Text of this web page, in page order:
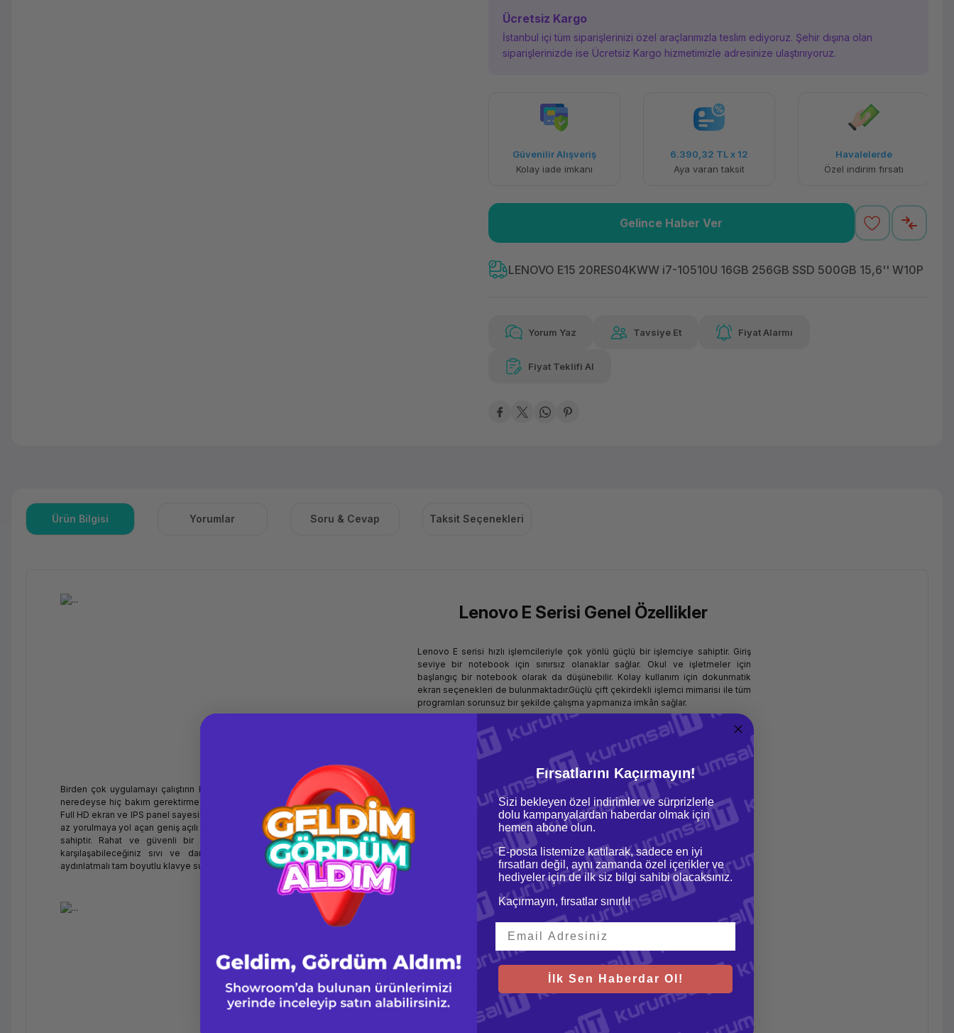
Ücretsiz Kargo
İstanbul içi tüm siparişlerinizi özel araçlarımızla teslim ediyoruz. Şehir dışına olan
siparişlerinizde ise Ücretsiz Kargo hizmetimizle adresinize ulaştırııyoruz.
Güvenilir Alışveriş
Kolay iade imkanı
6.390,32 TLx 12
Aya varan taksit
Havalelerde
Özel indirim fırsatı
Gelince Haber Ver
LENOVO E15 20RES04KWW i7-10510U 16GB 256GB SSD 500GB 15,6'' W10P
Yorum Yaz Tavsiye Et Fiyat Alarmı
Fiyat Teklifi Al
Ürün Bilgisi Yorumlar Soru & Cevap Taksit Seçenekleri
Lenovo E Serisi Genel Özellikler
Lenovo E serisi hızlı işlemcileriyle çok yönlü güçlü bir işlemciye sahiptir. Giriş
seviye bir notebook için sınırsız olanaklar sağlar. Okul ve işletmeler için
başlangıç bir notebook olarak da düşünebilir. Kolay kullanım için dokunmatik
ekran seçenekleri de bulunmaktadır.Güçlü çift çekirdekli işlemci mimarisi ile tüm
programları sorunsuz bir şekilde çalışma yapmanıza imkân sağlar.
Birden çok uygulamayı çalıştırın Hızlı ve Güvenli Lenovo E serisi notebook lar
neredeyse hiç bakım gerektirmez. Saniyeler içinde açılır ve tüm gün çalışabilir.
Full HD ekran ve IPS panel sayesinde uzun süreli çalışmalarda gözlerinizde daha
az yorulmaya yol açan geniş açılı görüntüleme özelliğine ve daha canlı bir ekran
sahiptir. Rahat ve güvenli bir şekilde çalışmanız için günlük çalışmalarda
karşılaşabileceğiniz sıvı ve darbelere karşı ekstra güçlendirilmiş arkadan
aydınlatmalı tam boyutlu klavye sunulmaktadır.
720p HD ön kameraya sahip Lenovo E serisi ile çift mikrofonlu gürültü azaltan
kristal netlikte bir kameraya sahiptir. Şarj sorununuzu ortadan kaldıran 13 saate
kadar kullanım sunan E serisi. Günlük işlerinizde seyahatler de ofisinizde
işlerinizi halletmeniz için yeterli güce sahip bir performans sağlar. Şuana kadar
darbelere karşı yapılmış en iyi E serisi. Güçlendirilmiş bağlantı merkezleri ve
menteşeleri ile sağlam bir dış yapısıyla ve sıvıya karşı dayanıklı klavye ile güvenli
Fırsatlarını Kaçırmayın!
Sizi bekleyen özel indirimler ve sürprizlerle
dolu kampanyalardan haberdar olmak için
hemen abone olun.
E-posta listemize katılarak, sadece en iyi
fırsatları değil, aynı zamanda özel içerikler ve
hediyeler için de ilk siz bilgi sahibi olacaksınız.
Kaçırmayın, fırsatlar sınırlı!
İlk Sen Haberdar Ol!